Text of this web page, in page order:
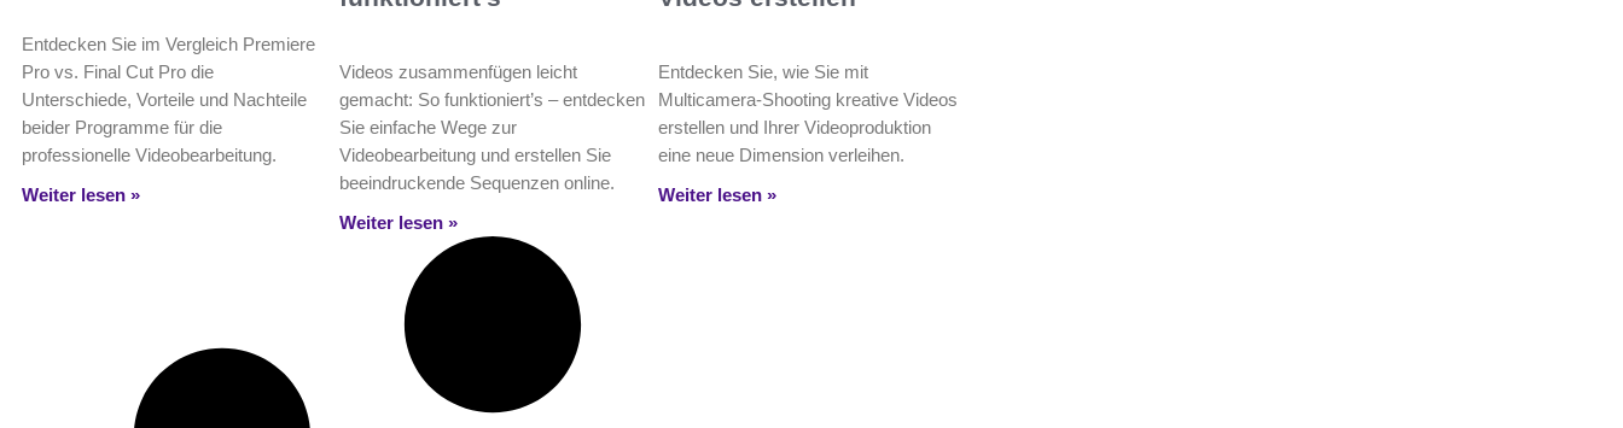
Entdecken Sie im Vergleich Premiere
Pro vs. Final Cut Pro die
Unterschiede, Vorteile und Nachteile
beider Programme für die
professionelle Videobearbeitung.
Weiter lesen »
Videos zusammenfügen leicht
gemacht: So funktioniert’s – entdecken
Sie einfache Wege zur
Videobearbeitung und erstellen Sie
beeindruckende Sequenzen online.
Weiter lesen »
Entdecken Sie, wie Sie mit
Multicamera-Shooting kreative Videos
erstellen und Ihrer Videoproduktion
eine neue Dimension verleihen.
Weiter lesen »